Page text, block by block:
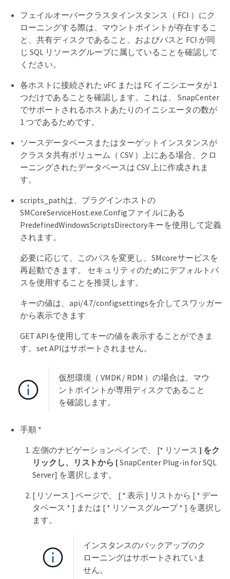
フェイルオーバークラスタインスタンス（ FCI ）にク
ローニングする際は、マウントポイントが存在するこ
と、共有ディスクであること、およびパスと FCI が同
じ SQL リソースグループに属していることを確認して
ください。
各ホストに接続された vFC または FC イニシエータが 1
つだけであることを確認します。これは、 SnapCenter
でサポートされるホストあたりのイニシエータの数が
1 つであるためです。
ソースデータベースまたはターゲットインスタンスが
クラスタ共有ボリューム（ CSV ）上にある場合、クロ
ーニングされたデータベースは CSV 上に作成されま
す。
scripts_pathは、プラグインホストの
SMCoreServiceHost.exe.Configファイルにある
PredefinedWindowsScriptsDirectoryキーを使用して定義
されます。
必要に応じて、このパスを変更し、SMcoreサービスを
再起動できます。 セキュリティのためにデフォルトパ
スを使用することを推奨します。
キーの値は、api/4.7/configsettingsを介してスワッガー
から表示できます
GET APIを使用してキーの値を表示することができま
す。set APIはサポートされません。
仮想環境（ VMDK / RDM ）の場合は、マウ
ントポイントが専用ディスクであること
を確認します。
手順 *
左側のナビゲーションペインで、 [* リソース ] をク
リックし、リストから [SnapCenter Plug-in for SQL
Server] を選択します。
[ リソース ] ページで、 [ * 表示 ] リストから [ * デー
タベース * ] または [ * リソースグループ * ] を選択し
ます。
インスタンスのバックアップのク
ローニングはサポートされていま
せん。